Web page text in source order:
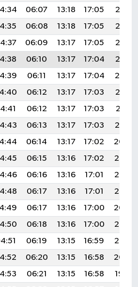
06:07 13:18 17:05
20:18
06:08 13:18 17:05
20:17
06:09 13:17 17:05
20:16
06:10 13:17 17:04
20:15
06:11 13:17 17:04
20:14
06:12 13:17 17:03
20:13
06:12 13:17 17:03
20:11
06:13 13:17 17:03
20:10
06:14 13:17 17:02
20:09
06:15 13:16 17:02
20:08
06:16 13:16 17:01
20:07
06:17 13:16 17:01
20:05
06:17 13:16 17:00
20:04
06:18 13:16 17:00
20:03
06:19 13:15 16:59
20:02
06:20 13:15 16:58
20:00
06:21 13:15 16:58
19:59